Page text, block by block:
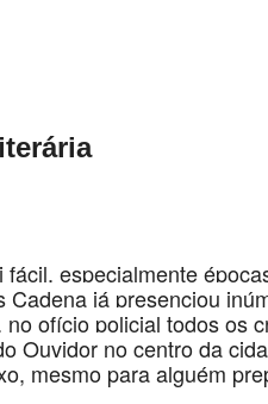
especialmente
já presenciou
ofício policial todos os
Ouvidor no centro da
mesmo para alguém